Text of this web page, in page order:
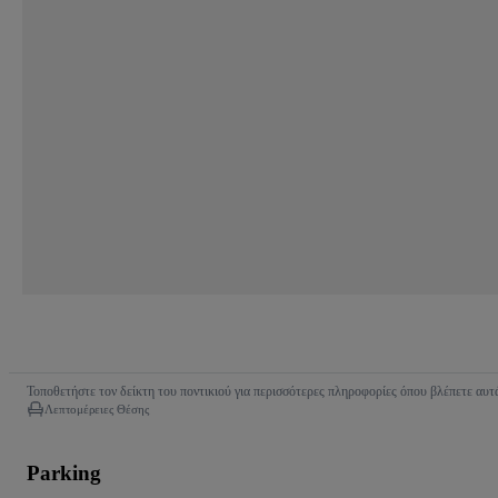
Τοποθετήστε τον δείκτη του ποντικιού για περισσότερες πληροφορίες όπου βλέπετε
Λεπτομέρειες Θέσης
Parking